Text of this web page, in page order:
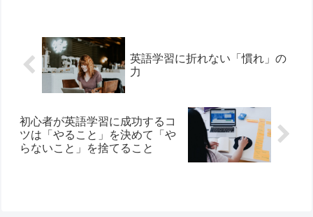
英語学習に折れない「慣れ」の
力
初心者が英語学習に成功するコ
ツは「やること」を決めて「や
らないこと」を捨てること